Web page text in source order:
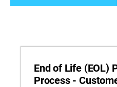
End of Life (EOL)
Process -